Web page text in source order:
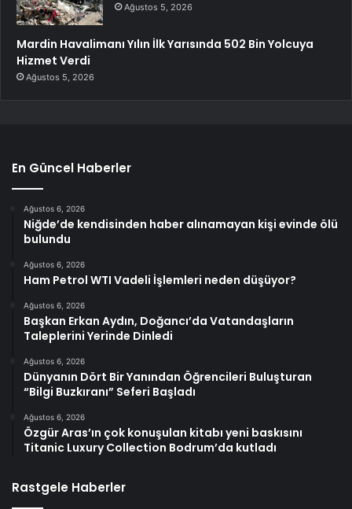
Ağustos 5, 2026
Mardin Havalimanı Yılın İlk Yarısında 502 Bin Yolcuya
Hizmet Verdi
Ağustos 5, 2026
En Güncel Haberler
Ağustos 6, 2026
Niğde’de kendisinden haber alınamayan kişi evinde ölü
bulundu
Ağustos 6, 2026
Ham Petrol WTI Vadeli İşlemleri neden düşüyor?
Ağustos 6, 2026
Başkan Erkan Aydın, Doğancı’da Vatandaşların
Taleplerini Yerinde Dinledi
Ağustos 6, 2026
Dünyanın Dört Bir Yanından Öğrencileri Buluşturan
“Bilgi Buzkıranı” Seferi Başladı
Ağustos 6, 2026
Özgür Aras’ın çok konuşulan kitabı yeni baskısını
Titanic Luxury Collection Bodrum’da kutladı
Rastgele Haberler